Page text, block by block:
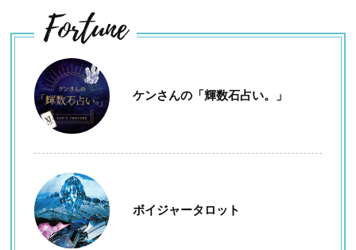
Fortune
ケンさんの「輝数石占い。」
ボイジャータロット